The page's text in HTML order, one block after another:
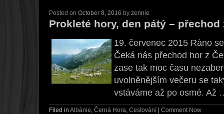
Posted on October 8, 2016 by zennie
Prokleté hory, den pátý – přechod
19. červenec 2015 Ráno
Čeká nás přechod hor z
zase tak moc času
uvolněnějším večeru se
vstáváme až po osmé.
Filed in Albánie, Černá Hora, Cestování Comment Now